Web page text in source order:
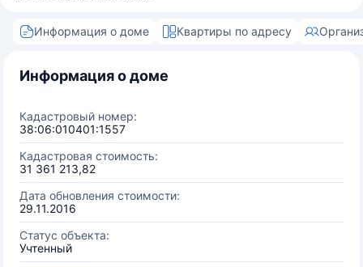
Информация о доме Квартиры по адресу
Информация о доме
Кадастровый номер:
38:06:010401:1557
Кадастровая стоимость:
31 361 213,82
Дата обновления стоимости:
29.11.2016
Статус объекта:
Учтенный